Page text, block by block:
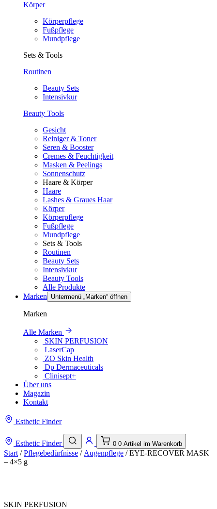
Körper
Körperpflege
Fußpflege
Mundpflege
Sets & Tools
Routinen
Beauty Sets
Intensivkur
Beauty Tools
Gesicht
Reiniger & Toner
Seren & Booster
Cremes & Feuchtigkeit
Masken & Peelings
Sonnenschutz
Haare & Körper
Haare
Lashes & Graues Haar
Körper
Körperpflege
Fußpflege
Mundpflege
Sets & Tools
Routinen
Beauty Sets
Intensivkur
Beauty Tools
Alle Produkte
Marken
Untermenü „Marken“ öffnen
Marken
Alle Marken
SKIN PERFUSION
LaserCap
ZO Skin Health
Dp Dermaceuticals
Clinisept+
Über uns
Magazin
Kontakt
Esthetic Finder
Esthetic Finder 0 0 Artikel im Warenkorb
Start /Pflegebedürfnisse / Augenpflege / EYE-RECOVER MASK
– 4×5 g
SKIN PERFUSION